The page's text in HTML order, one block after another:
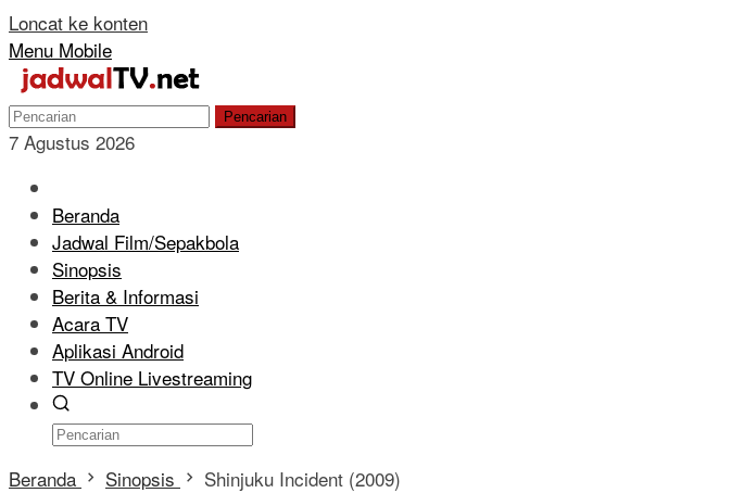
Loncat ke konten
Menu Mobile
Pencarian
7 Agustus 2026
Beranda
Jadwal Film/Sepakbola
Sinopsis
Berita & Informasi
Acara TV
Aplikasi Android
TV Online Livestreaming
Beranda Sinopsis Shinjuku Incident (2009)